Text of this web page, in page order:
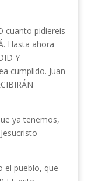
cuanto pidiereis
Hasta ahora
Y
cumplido. Juan
ya tenemos,
el pueblo, que